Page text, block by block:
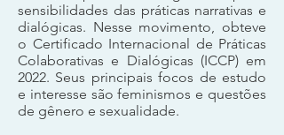
sensibilidades das práticas narrativas e
dialógicas. Nesse movimento, obteve
o Certificado Internacional de Práticas
Colaborativas e Dialógicas (ICCP) em
2022. Seus principais focos de estudo
e interesse são feminismos e questões
de gênero e sexualidade.